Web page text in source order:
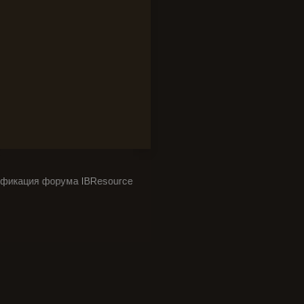
форума IBResource